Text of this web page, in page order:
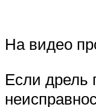
На видео
Если дрель